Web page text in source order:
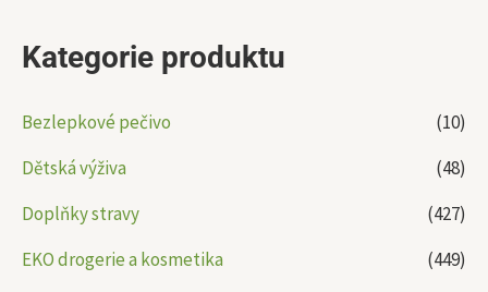
Kategorie produktu
Bezlepkové pečivo
(10)
Dětská výživa
(48)
Doplňky stravy
(427)
EKO drogerie a kosmetika
(449)